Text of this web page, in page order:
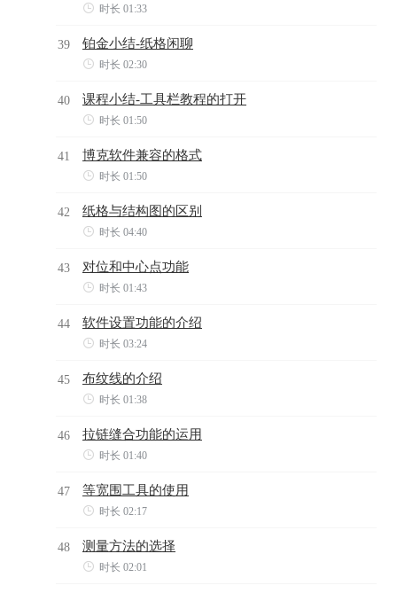
 时长 01:33
39 铂金小结-纸格闲聊
 时长 02:30
40 课程小结-工具栏教程的打开
 时长 01:50
41 博克软件兼容的格式
 时长 01:50
42 纸格与结构图的区别
 时长 04:40
43 对位和中心点功能
 时长 01:43
44 软件设置功能的介绍
 时长 03:24
45 布纹线的介绍
 时长 01:38
46 拉链缝合功能的运用
 时长 01:40
47 等宽围工具的使用
 时长 02:17
48 测量方法的选择
 时长 02:01